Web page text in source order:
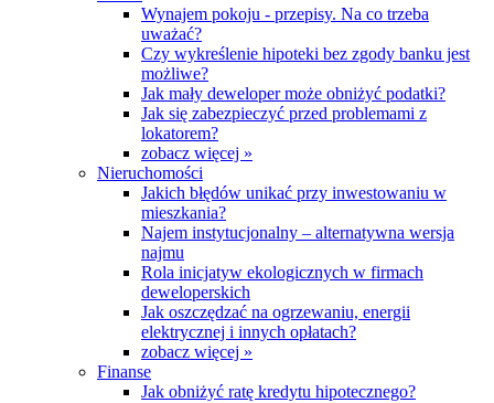
Wynajem pokoju - przepisy. Na co trzeba
uważać?
Czy wykreślenie hipoteki bez zgody banku jest
możliwe?
Jak mały deweloper może obniżyć podatki?
Jak się zabezpieczyć przed problemami z
lokatorem?
zobacz więcej »
Nieruchomości
Jakich błędów unikać przy inwestowaniu w
mieszkania?
Najem instytucjonalny – alternatywna wersja
najmu
Rola inicjatyw ekologicznych w firmach
deweloperskich
Jak oszczędzać na ogrzewaniu, energii
elektrycznej i innych opłatach?
zobacz więcej »
Finanse
Jak obniżyć ratę kredytu hipotecznego?